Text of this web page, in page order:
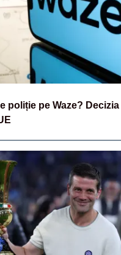
poliție pe Waze?